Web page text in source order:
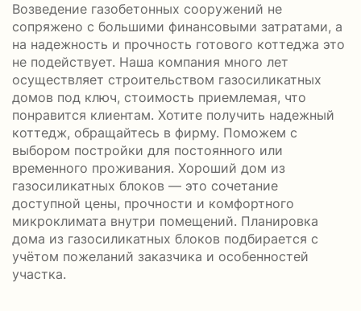
Возведение газобетонных сооружений не
сопряжено с большими финансовыми затратами, а
на надежность и прочность готового коттеджа это
не подействует. Наша компания много лет
осуществляет строительством газосиликатных
домов под ключ, стоимость приемлемая, что
понравится клиентам. Хотите получить надежный
коттедж, обращайтесь в фирму. Поможем с
выбором постройки для постоянного или
временного проживания. Хороший дом из
газосиликатных блоков — это сочетание
доступной цены, прочности и комфортного
микроклимата внутри помещений. Планировка
дома из газосиликатных блоков подбирается с
учётом пожеланий заказчика и особенностей
участка.